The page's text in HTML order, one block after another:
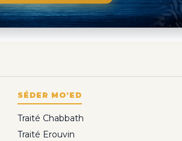
SÉDER MO'ED
Traité Chabbath
Traité Erouvin